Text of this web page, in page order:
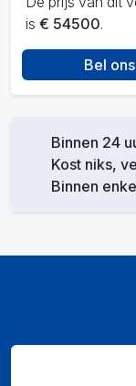
is € 54500.
Bel ons
Binnen 24
Kost niks,
Binnen